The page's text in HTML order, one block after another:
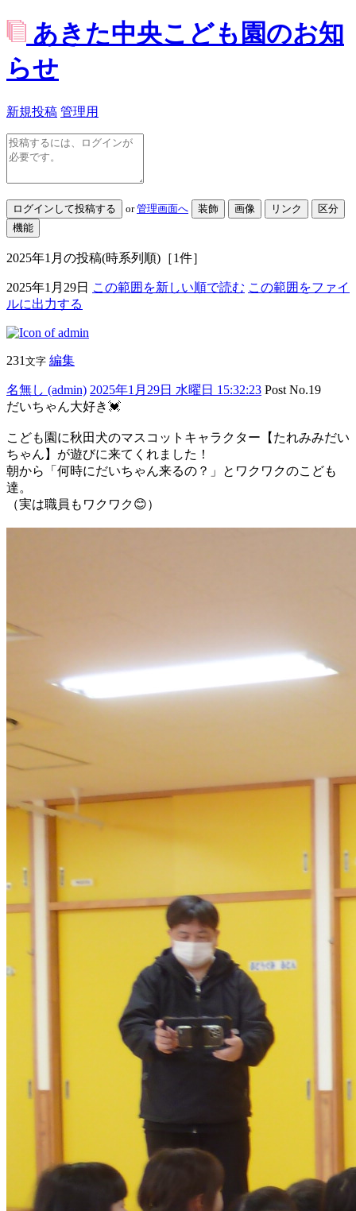
あきた中央こども園のお知
らせ
新規投稿 管理用
or管理画面へ
2025年1月 の投稿(時系列順) ［1件］
2025年1月29日 この範囲を新しい順で読む この範囲をファイ
ルに出力する
231 文字 編集
名無し (admin) 2025年1月29日 水曜日 15:32:23 Post No.19
だいちゃん大好き💓
こども園に秋田犬のマスコットキャラクター【たれみみだい
ちゃん】が遊びに来てくれました！
朝から「何時にだいちゃん来るの？」とワクワクのこども
達。
（実は職員もワクワク😊）